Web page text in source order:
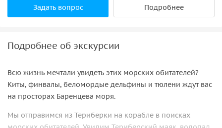
Задать вопрос Подробнее
Подробнее об экскурсии
Всю жизнь мечтали увидеть этих морских обитателей?
Киты, финвалы, беломордые дельфины и тюлени ждут вас
на просторах Баренцева моря.
Мы отправимся из Териберки на корабле в поисках